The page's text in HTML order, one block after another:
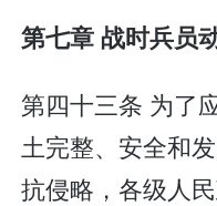
第七章 战时兵员
第四十三条 为了
土完整、安全和
抗侵略，各级人